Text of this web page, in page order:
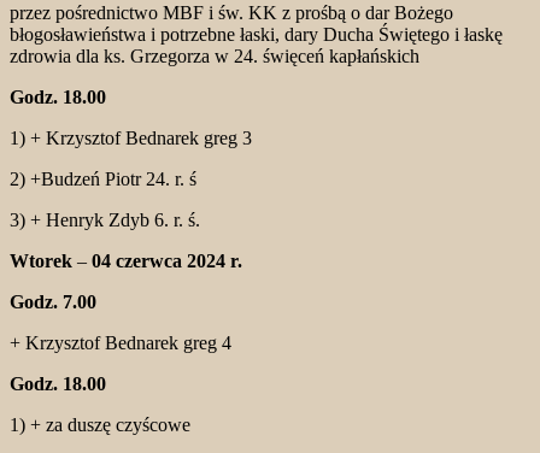
przez pośrednictwo MBF i św. KK z prośbą o dar Bożego
błogosławieństwa i potrzebne łaski, dary Ducha Świętego i łaskę
zdrowia dla ks. Grzegorza w 24. święceń kapłańskich
Godz. 18.00
1) + Krzysztof Bednarek greg 3
2) +Budzeń Piotr 24. r. ś
3) + Henryk Zdyb 6. r. ś.
Wtorek – 04 czerwca 2024 r.
Godz. 7.00
+ Krzysztof Bednarek greg 4
Godz. 18.00
1) + za duszę czyścowe